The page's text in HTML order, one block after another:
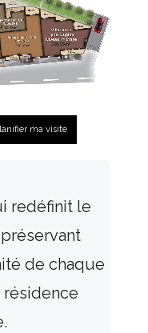
ma visite
redéfinit le
de chaque